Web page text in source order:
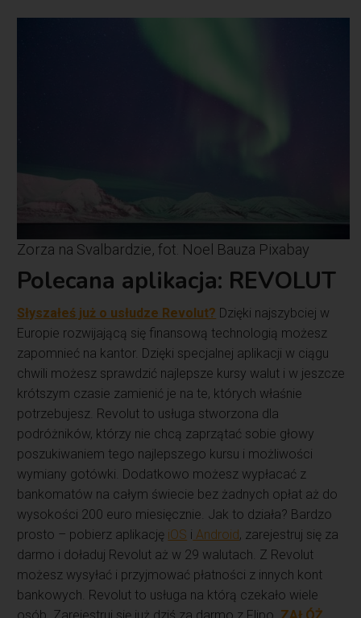
Zorza na Svalbardzie, fot. Noel Bauza Pixabay
Polecana aplikacja: REVOLUT
Słyszałeś już o usłudze Revolut? Dzięki najszybciej w
Europie rozwijającą się finansową technologią możesz
zapomnieć na kantor. Dzięki specjalnej aplikacji w ciągu
chwili możesz sprawdzić najlepsze kursy walut i w jeszcze
krótszym czasie zamienić je na te, których właśnie
potrzebujesz. Revolut to usługa stworzona dla
podróżników, którzy nie chcą zaprzątać sobie głowy
poszukiwaniem tego najlepszego kursu i możliwości
wymiany gotówki. Dodatkowo możesz wypłacać z
bankomatów na całym świecie bez żadnych opłat aż do
wysokości 200 euro miesięcznie. Jak to działa? Bardzo
prosto – pobierz aplikację iOS i Android, zarejestruj się za
darmo i doładuj Revolut aż w 29 walutach. Z Revolut
możesz wysyłać i przyjmować płatności z innych kont
bankowych. Revolut to usługa na którą czekało wiele